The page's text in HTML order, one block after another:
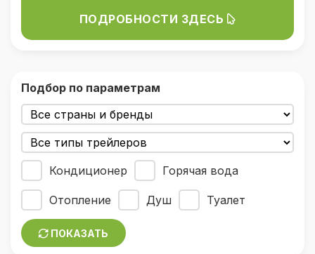
ПОДРОБНОСТИ ЗДЕСЬ
Подбор по параметрам
Кондиционер Горячая вода
Отопление Душ Туалет
ПОКАЗАТЬ